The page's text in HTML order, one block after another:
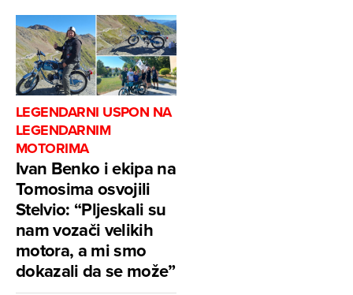
LEGENDARNI USPON NA
LEGENDARNIM
MOTORIMA
Ivan Benko i ekipa na
Tomosima osvojili
Stelvio: “Pljeskali su
nam vozači velikih
motora, a mi smo
dokazali da se može”